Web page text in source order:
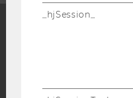
YouTube
_hjSession_